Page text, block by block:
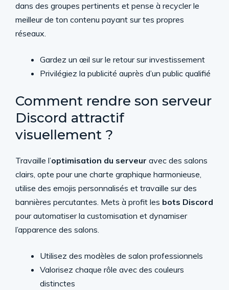
dans des groupes pertinents et pense à recycler le
meilleur de ton contenu payant sur tes propres
réseaux.
Gardez un œil sur le retour sur investissement
Privilégiez la publicité auprès d’un public qualifié
Comment rendre son serveur
Discord attractif
visuellement ?
Travaille l’optimisation du serveur avec des salons
clairs, opte pour une charte graphique harmonieuse,
utilise des emojis personnalisés et travaille sur des
bannières percutantes. Mets à profit les bots Discord
pour automatiser la customisation et dynamiser
l’apparence des salons.
Utilisez des modèles de salon professionnels
Valorisez chaque rôle avec des couleurs
distinctes